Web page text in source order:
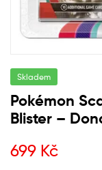
Skladem
Pokémon
Blister –
699 Kč